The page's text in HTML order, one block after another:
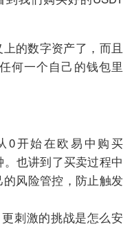
的数字资产了，而且
何一个自己的钱包里
0开始在欧易中购买
也讲到了买卖过程中
风险管控，防止触发
刺激的挑战是怎么安